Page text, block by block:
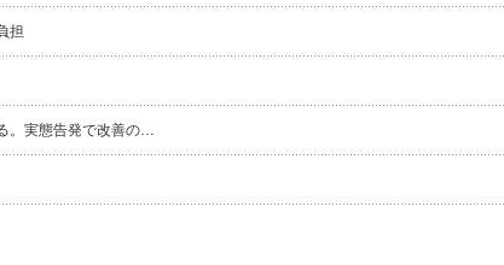
担
。実態告発で改善の…